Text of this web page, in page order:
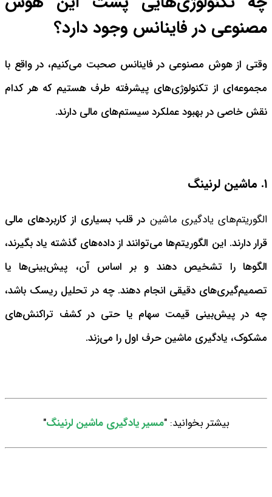
مصنوعی در فاینانس وجود دارد؟
وقتی از هوش مصنوعی در فاینانس صحبت می‌کنیم، در واقع با
مجموعه‌ای از تکنولوژی‌های پیشرفته طرف هستیم که هر کدام
نقش خاصی در بهبود عملکرد سیستم‌های مالی دارند.
۱. ماشین لرنینگ
الگوریتم‌های یادگیری ماشین در قلب بسیاری از کاربردهای مالی
قرار دارند. این الگوریتم‌ها می‌توانند از داده‌های گذشته یاد بگیرند،
الگوها را تشخیص دهند و بر اساس آن، پیش‌بینی‌ها یا
تصمیم‌گیری‌های دقیقی انجام دهند. چه در تحلیل ریسک باشد،
چه در پیش‌بینی قیمت سهام یا حتی در کشف تراکنش‌های
مشکوک، یادگیری ماشین حرف اول را می‌زند.
بیشتر بخوانید: "مسیر یادگیری ماشین لرنینگ"